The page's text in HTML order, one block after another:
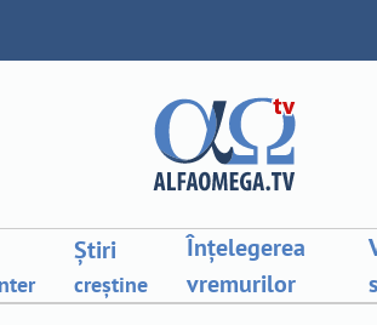
Știri
creștine
Înțelegerea
vremurilor